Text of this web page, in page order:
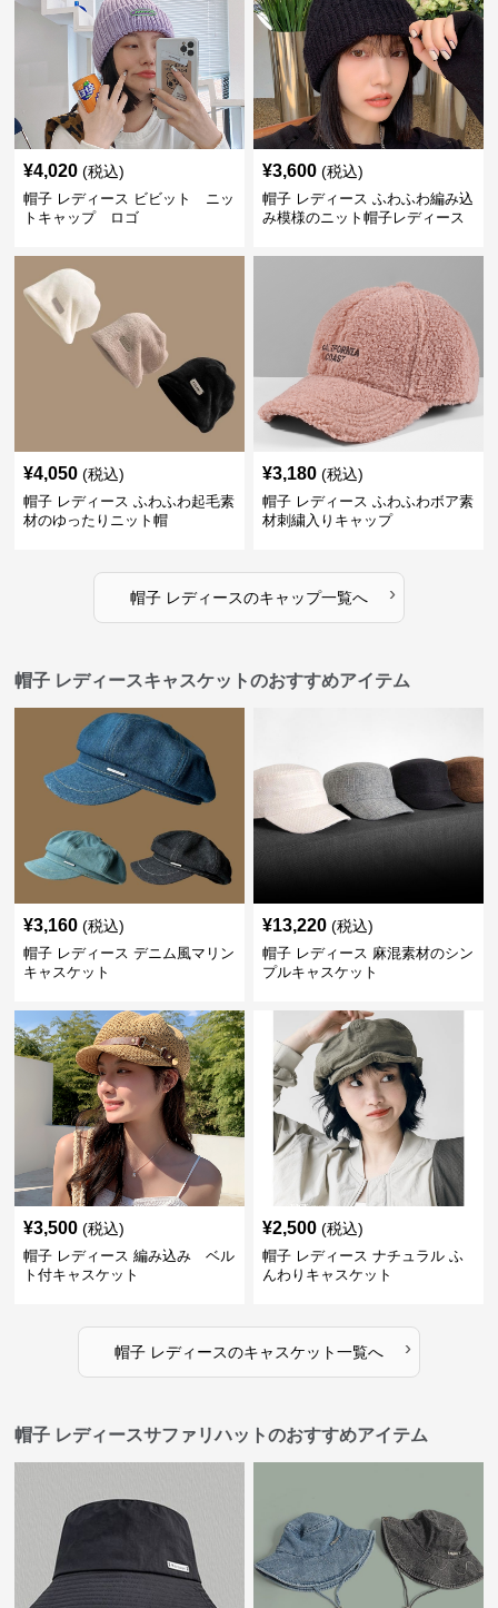
¥4,020 (税込)
帽子 レディース ビビット ニッ
トキャップ ロゴ
¥3,600 (税込)
帽子 レディース ふわふわ編み込
み模様のニット帽子レディース
¥4,050 (税込)
帽子 レディース ふわふわ起毛素
材のゆったりニット帽
¥3,180 (税込)
帽子 レディース ふわふわボア素
材刺繍入りキャップ
帽子 レディースのキャップ一覧へ ›
帽子 レディースキャスケットのおすすめアイテム
¥3,160 (税込)
帽子 レディース デニム風マリン
キャスケット
¥13,220 (税込)
帽子 レディース 麻混素材のシン
プルキャスケット
¥3,500 (税込)
帽子 レディース 編み込み ベル
ト付キャスケット
¥2,500 (税込)
帽子 レディース ナチュラル ふ
んわりキャスケット
帽子 レディースのキャスケット一覧へ ›
帽子 レディースサファリハットのおすすめアイテム